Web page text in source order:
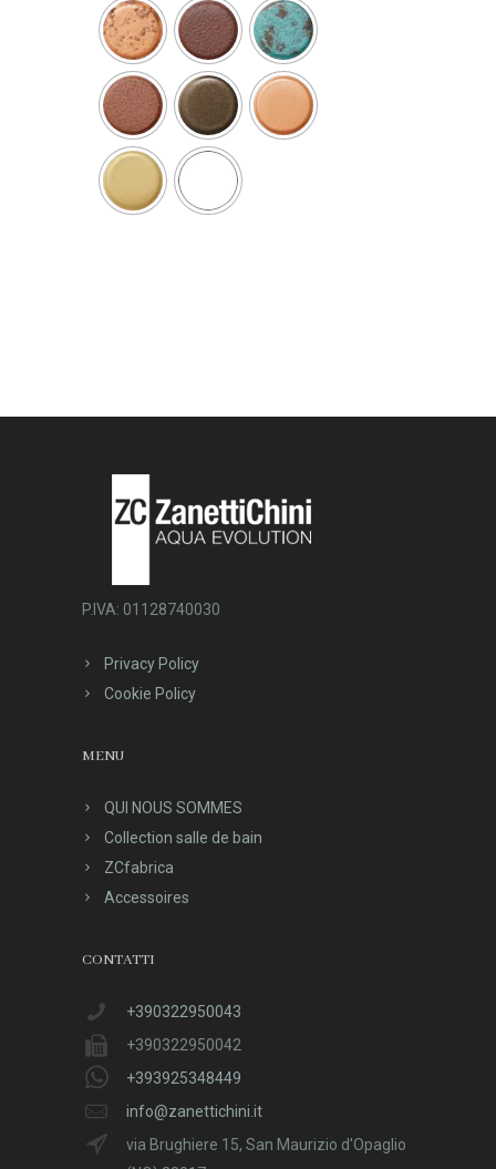
P.IVA: 01128740030
Privacy Policy
Cookie Policy
MENU
QUI NOUS SOMMES
Collection salle de bain
ZCfabrica
Accessoires
CONTATTI
+390322950043
+390322950042
+393925348449
info@zanettichini.it
via Brughiere 15, San Maurizio d'Opaglio